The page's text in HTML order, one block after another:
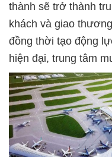
thành sẽ trở thành
khách và giao
đồng thời tạo động
hiện đại, trung tâm